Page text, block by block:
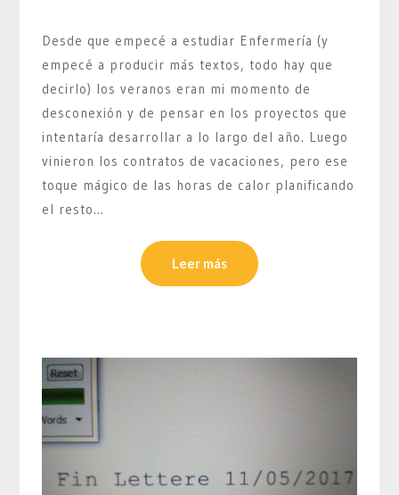
Desde que empecé a estudiar Enfermería (y
empecé a producir más textos, todo hay que
decirlo) los veranos eran mi momento de
desconexión y de pensar en los proyectos que
intentaría desarrollar a lo largo del año. Luego
vinieron los contratos de vacaciones, pero ese
toque mágico de las horas de calor planificando
el resto…
Leer más